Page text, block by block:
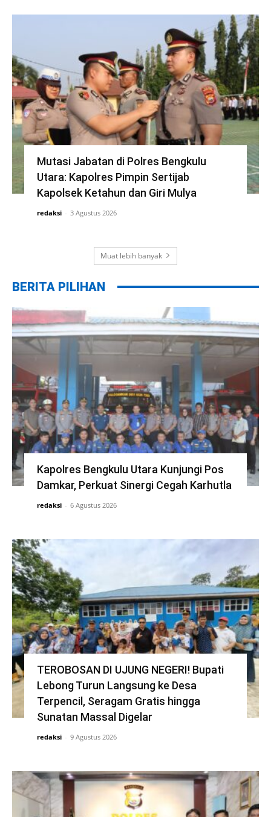
Mutasi Jabatan di Polres Bengkulu
Utara: Kapolres Pimpin Sertijab
Kapolsek Ketahun dan Giri Mulya
redaksi - 3 Agustus 2026
Muat lebih banyak
BERITA PILIHAN
Kapolres Bengkulu Utara Kunjungi Pos
Damkar, Perkuat Sinergi Cegah Karhutla
redaksi - 6 Agustus 2026
TEROBOSAN DI UJUNG NEGERI! Bupati
Lebong Turun Langsung ke Desa
Terpencil, Seragam Gratis hingga
Sunatan Massal Digelar
redaksi - 9 Agustus 2026